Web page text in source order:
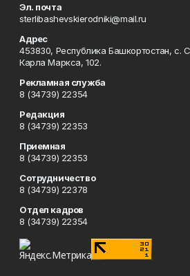
Эл. почта
sterlibashevskierodniki@mail.ru
Адрес
453830, Республика Башкортостан, c.
Карла Маркса, 102.
Рекламная служба
8 (34739) 22354
Редакция
8 (34739) 22353
Приемная
8 (34739) 22353
Сотрудничество
8 (34739) 22378
Отдел кадров
8 (34739) 22354